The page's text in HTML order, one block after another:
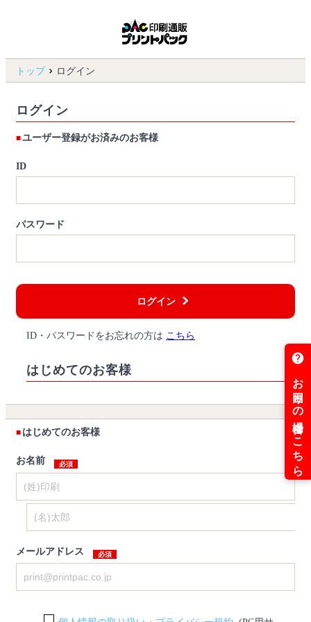
トップ ログイン
ログイン
ユーザー登録がお済みのお客様
ID
パスワード
ログイン
ID・パスワードをお忘れの方は こちら
はじめてのお客様
はじめてのお客様
お名前
メールアドレス